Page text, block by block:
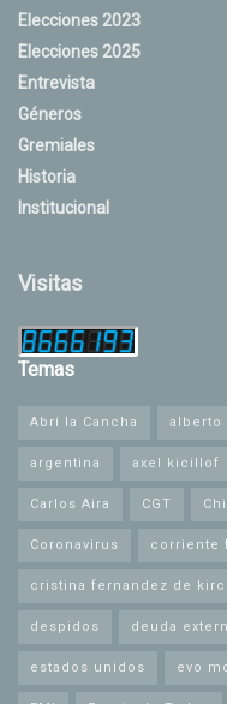
Elecciones 2023
Elecciones 2025
Entrevista
Géneros
Gremiales
Historia
Institucional
Visitas
Temas
Abrí la Cancha alberto
argentina axel kicillof
Carlos Aira CGT
Coronavirus corriente
cristina fernandez de
despidos deuda
estados unidos evo